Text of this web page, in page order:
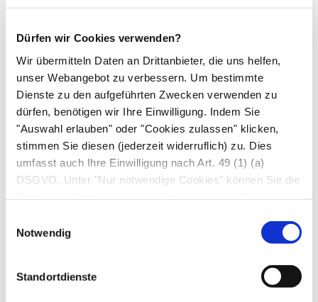
Dürfen wir Cookies verwenden?
Wir übermitteln Daten an Drittanbieter, die uns helfen,
unser Webangebot zu verbessern. Um bestimmte
Dienste zu den aufgeführten Zwecken verwenden zu
dürfen, benötigen wir Ihre Einwilligung. Indem Sie
"Auswahl erlauben" oder "Cookies zulassen" klicken,
stimmen Sie diesen (jederzeit widerruflich) zu. Dies
umfasst auch Ihre Einwilligung nach Art. 49 (1) (a)
DSGVO. Unter "Nur notwendige Cookies" können Sie die
Notwendig
Standortdienste
Sehr selten (bei weniger als 1 Behandelten von
auftreten.
Wenn bei Ihnen Überempfindlichkeitsreaktionen
auftreten, nehmen Sie das Präparat nicht weiter
ein.
Wenn Sie Nebenwirkungen bemerken, wenden
Sie sich an Ihren Arzt oder Apotheker. Dies gilt
auch für Nebenwirkungen, die nicht angegeben
7. Wechselwirkungen
Arzneimittel können sich gegenseitig
beeinflussen, so dass ihre Wirkung dann stärker